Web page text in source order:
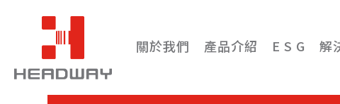
關於我們 產品介紹 E S G 解